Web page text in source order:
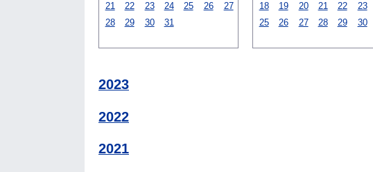
21
22 23 24 25 26
27
28
29 30 31
18
19 20 21 22 23
25
26 27 28 29 30
2023
2022
2021